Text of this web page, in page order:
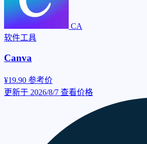
CA
软件工具
Canva
¥19.90 参考价
更新于 2026/8/7 查看价格